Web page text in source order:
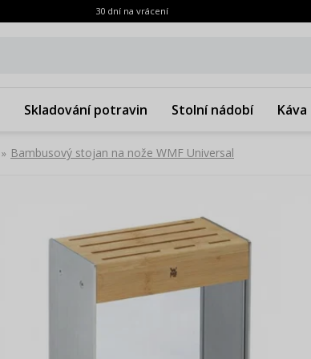
30 dní na vrácení
Skladování potravin Stolní nádobí Káva
» Bambusový stojan na nože WMF Universal